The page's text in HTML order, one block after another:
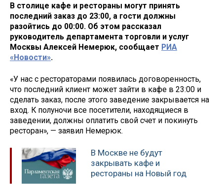
В столице кафе и рестораны могут принять
последний заказ до 23:00, а гости должны
разойтись до 00:00. Об этом рассказал
руководитель департамента торговли и услуг
Москвы Алексей Немерюк, сообщает РИА
«Новости».
«У нас с рестораторами появилась договоренность,
что последний клиент может зайти в кафе в 23:00 и
сделать заказ, после этого заведение закрывается на
вход. К полуночи все посетители, находящиеся в
заведении, должны оплатить свой счет и покинуть
ресторан», — заявил Немерюк.
В Москве не будут
закрывать кафе и
рестораны на Новый год